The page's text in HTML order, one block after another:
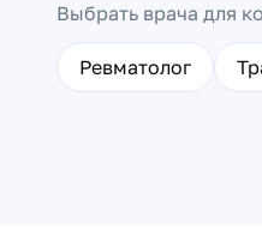
Выбрать врача для
Ревматолог